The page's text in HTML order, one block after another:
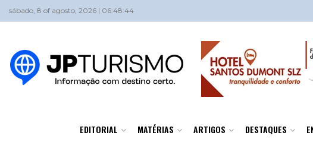
sábado, 8 of agosto, 2026 | 06:48:44
EDITORIAL MATÉRIAS ARTIGOS DESTAQUES